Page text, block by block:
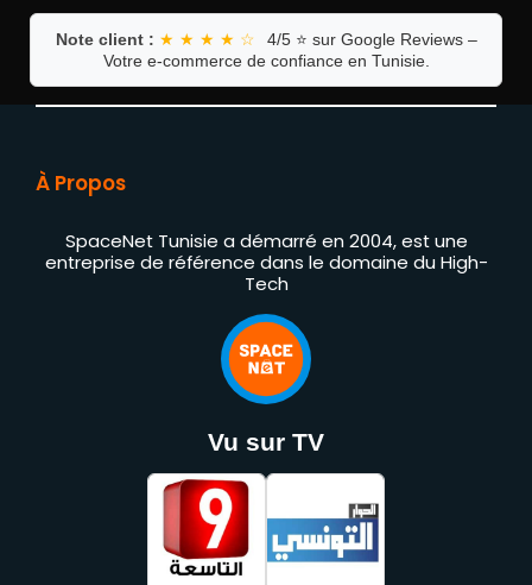
Note client : ★ ★ ★ ★ ☆
4/5 ⭐ sur Google Reviews –
Votre e-commerce de confiance en Tunisie.
À Propos
SpaceNet Tunisie a démarré en 2004, est une
entreprise de référence dans le domaine du High-
Tech
Vu sur TV